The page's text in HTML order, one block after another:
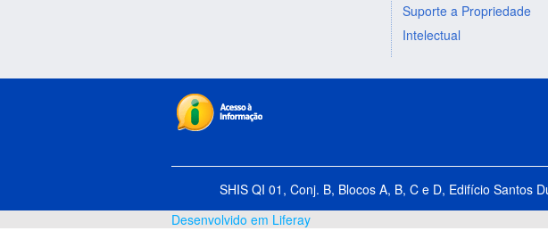
Suporte a Propriedade
Intelectual
SHIS QI 01, Conj. B, Blocos A, B, C e D, Edifício Santos
Desenvolvido em Liferay